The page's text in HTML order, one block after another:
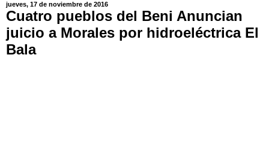
jueves, 17 de noviembre de 2016
Cuatro pueblos del Beni Anuncian
juicio a Morales por hidroeléctrica El
Bala